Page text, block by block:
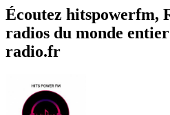
Écoutez hitspowerfm,
radios du monde
radio.fr